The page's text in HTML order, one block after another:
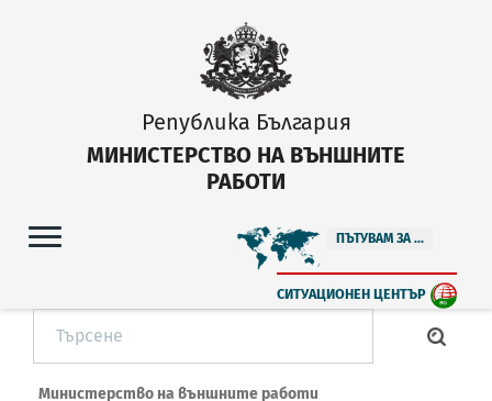
Република България
МИНИСТЕРСТВО НА ВЪНШНИТЕ
РАБОТИ
ПЪТУВАМ ЗА ...
СИТУАЦИОНЕН ЦЕНТЪР
Министерство на външните работи